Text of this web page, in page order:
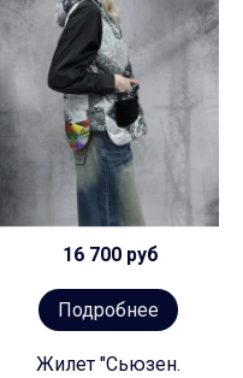
16 700 руб
Подробнее
Жилет "Сьюзен.